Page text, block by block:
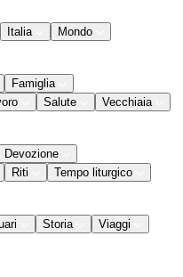
Italia
Mondo
Famiglia
Salute
Vecchiaia
Devozione
Riti
Tempo liturgico
Storia Viaggi